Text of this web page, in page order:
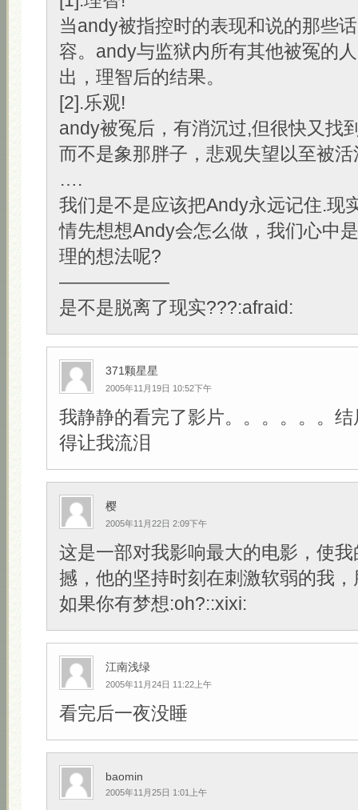
当andy被指控时的表现和说的那些
容。andy与监狱内所有其他被冤的
出，理智后的结果。
[2].乐观!
andy被冤后，有消沉过,但很快又找
而不是象那胖子，悲观失望以至被活
….
我们是不是应该把Andy永远记住.现
情先想想Andy会怎么做，我们心中
理的想法呢?
——————
是不是脱离了现实???:afraid:
371颗星星
2005年11月19日 10:52下午
我静静的看完了影片。。。。。。
得让我流泪
樱
2005年11月22日 2:09下午
这是一部对我影响最大的电影，使
撼，他的坚持时刻在刺激软弱的我
如果你有梦想:oh?::xixi:
江南浅绿
2005年11月24日 11:22上午
看完后一夜没睡
baomin
2005年11月25日 1:01上午